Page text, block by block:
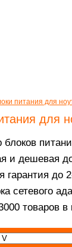
питания для
для
блоков
и дешевая
гарантия до
сетевого
товаров в